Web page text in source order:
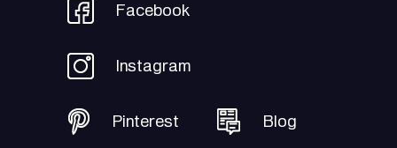
Facebook
Instagram
Pinterest Blog